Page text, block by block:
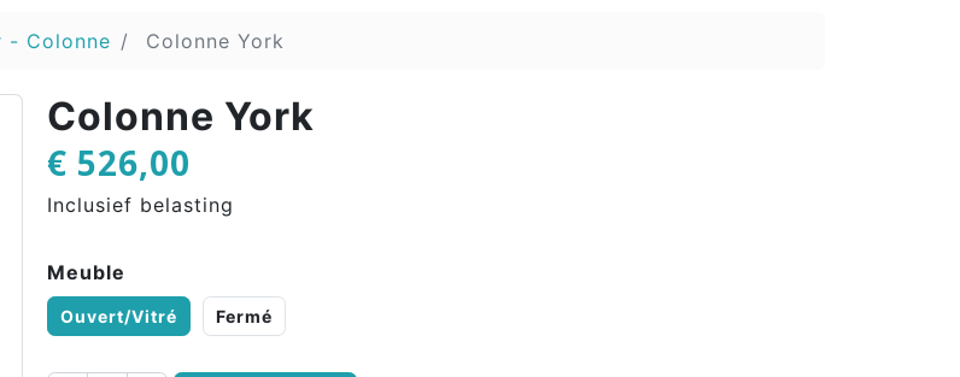
- Colonne Colonne York
Colonne York
€ 526,00
Inclusief belasting
Meuble
Ouvert/Vitré Fermé